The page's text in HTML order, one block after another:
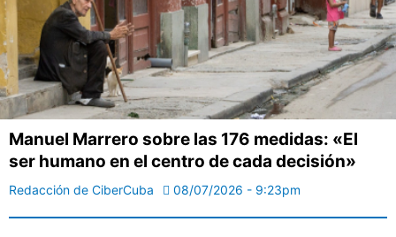
Manuel Marrero sobre las 176 medidas: «El
ser humano en el centro de cada decisión»
Redacción de CiberCuba 08/07/2026 - 9:23pm